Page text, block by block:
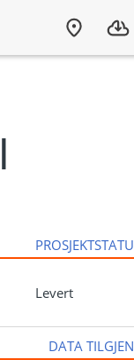
Levert
DATA